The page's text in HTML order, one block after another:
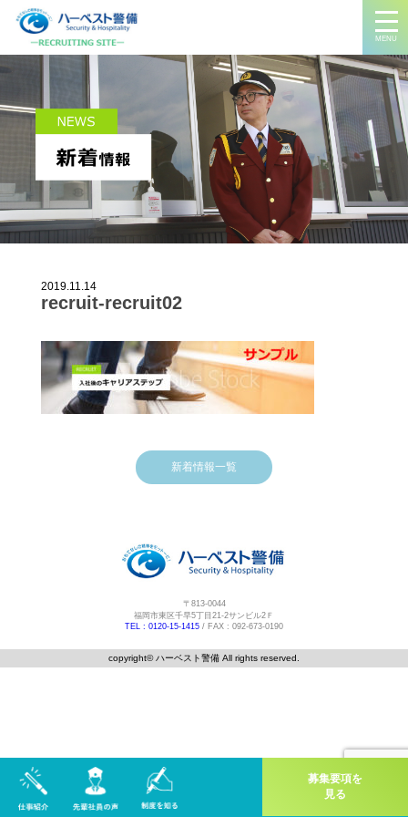
MENU
2019.11.14
recruit-recruit02
新着情報一覧
〒813-0044
福岡市東区千早5丁目21-2サンビル2Ｆ
TEL : 0120-15-1415 / FAX : 092-673-0190
copyright©️ ハーベスト警備 All rights reserved.
募集要項を
見る